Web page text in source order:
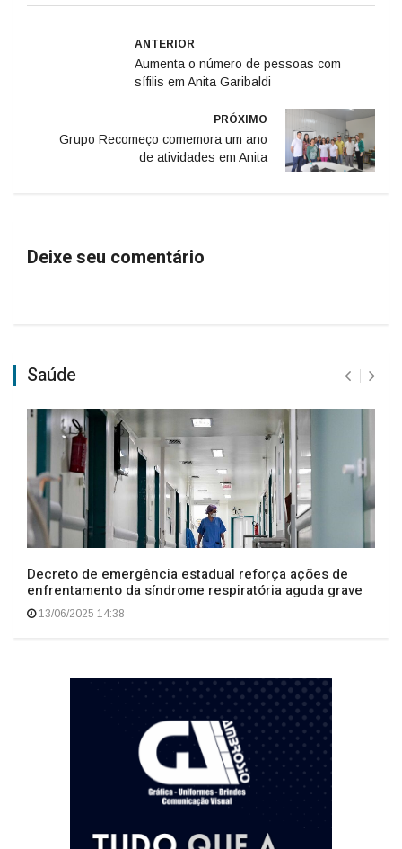
ANTERIOR
Aumenta o número de pessoas com
sífilis em Anita Garibaldi
PRÓXIMO
Grupo Recomeço comemora um ano
de atividades em Anita
Deixe seu comentário
Saúde
Decreto de emergência estadual reforça ações de
enfrentamento da síndrome respiratória aguda grave
13/06/2025 14:38